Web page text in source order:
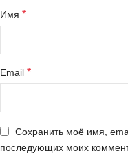
Имя *
Email *
Сохранить моё имя,
последующих моих